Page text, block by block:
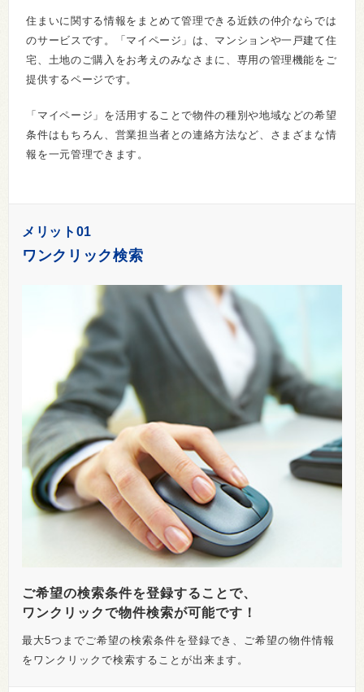
住まいに関する情報をまとめて管理できる近鉄の仲介ならでは
のサービスです。「マイページ」は、マンションや一戸建て住
宅、土地のご購入をお考えのみなさまに、専用の管理機能をご
提供するページです。
「マイページ」を活用することで物件の種別や地域などの希望
条件はもちろん、営業担当者との連絡方法など、さまざまな情
報を一元管理できます。
メリット01
ワンクリック検索
ご希望の検索条件を登録することで、
ワンクリックで物件検索が可能です！
最大5つまでご希望の検索条件を登録でき、ご希望の物件情報
をワンクリックで検索することが出来ます。